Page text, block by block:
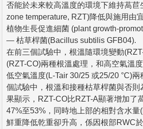
否能於未來較高溫度的環境下維持萵苣
zone temperature, RZT)降低與施用由
植物生長促進細菌 (plant growth-
― 枯草桿菌(Bacillus subtilis GFB04).
在前三個試驗中，根溫隨環境變動
(RZT-CO)兩種根溫處理，和高空氣溫
低空氣溫度(L-Tair 30/25 或25/20 °C)
個試驗中，根溫和接種枯草桿菌與否則
果顯示，RZT-CO比RZT-A顯著增加了
47%至53%，同時地上部的相對含水量
鮮重降低乾重卻升高，係因根部RWC